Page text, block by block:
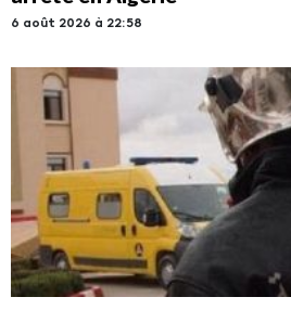
6 août 2026 à 22:58